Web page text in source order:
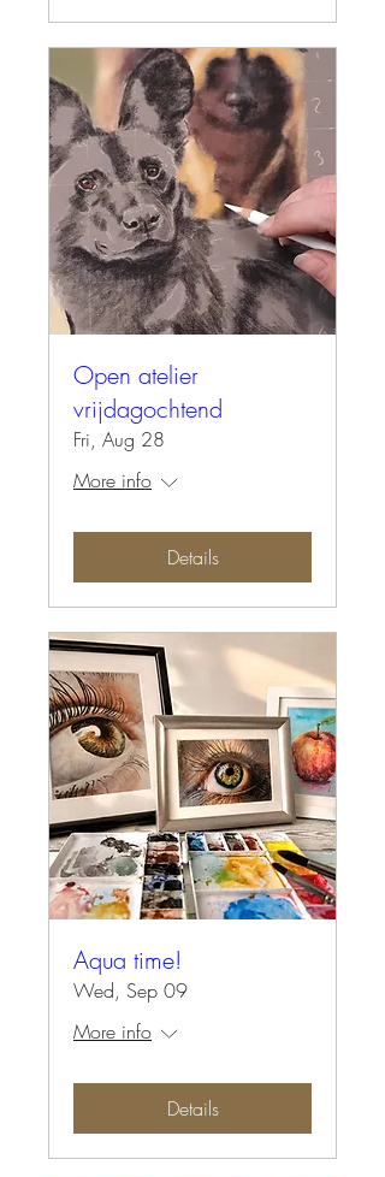
Open atelier
vrijdagochtend
Fri, Aug 28
More info
Details
Aqua time!
Wed, Sep 09
More info
Details